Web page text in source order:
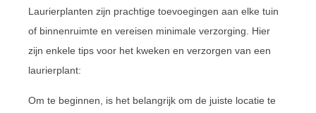
Laurierplanten zijn prachtige toevoegingen aan elke tuin
of binnenruimte en vereisen minimale verzorging. Hier
zijn enkele tips voor het kweken en verzorgen van een
laurierplant:
Om te beginnen, is het belangrijk om de juiste locatie te